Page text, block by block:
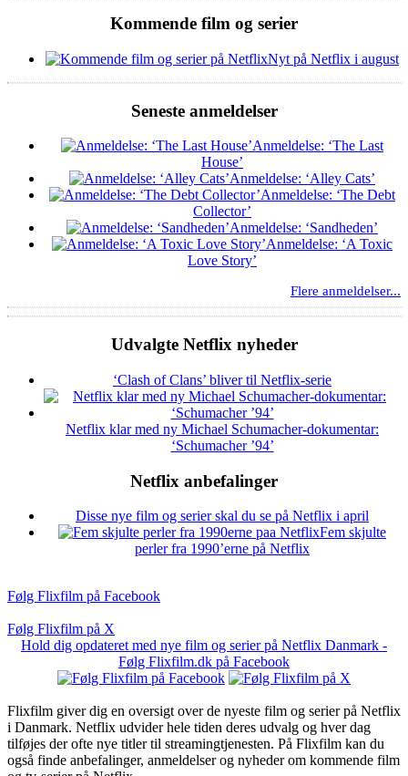
Kommende film og serier
Nyt på Netflix i august
Seneste anmeldelser
Anmeldelse: ‘The Last
House’
Anmeldelse: ‘Alley Cats’
Anmeldelse: ‘The Debt
Collector’
Anmeldelse: ‘Sandheden’
Anmeldelse: ‘A Toxic
Love Story’
Flere anmeldelser...
Udvalgte Netflix nyheder
‘Clash of Clans’ bliver til Netflix-serie
Netflix klar med ny Michael Schumacher-dokumentar:
‘Schumacher ’94’
Netflix anbefalinger
Disse nye film og serier skal du se på Netflix i april
Fem skjulte
perler fra 1990’erne på Netflix
Følg Flixfilm på Facebook
Følg Flixfilm på X
Hold dig opdateret med nye film og serier på Netflix Danmark -
Følg Flixfilm.dk på Facebook
Flixfilm giver dig en oversigt over de nyeste film og serier på Netflix
i Danmark. Netflix udvider hele tiden deres udvalg og hver dag
tilføjes der ofte nye titler til streamingtjenesten. På Flixfilm kan du
også finde anbefalinger, anmeldelser og nyheder om kommende film